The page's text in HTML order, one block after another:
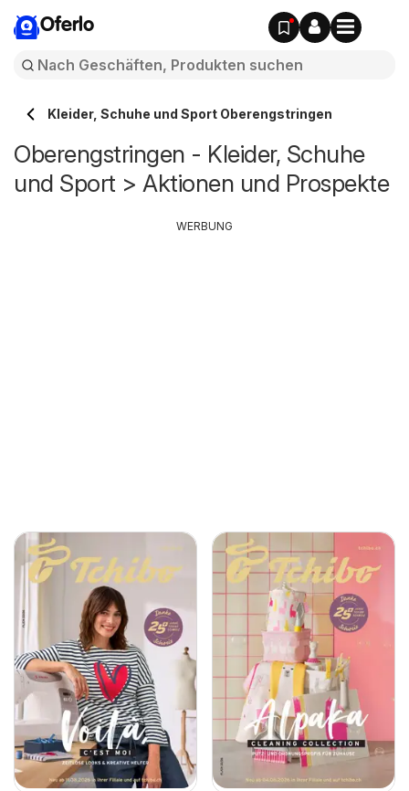
Oferlo
Kleider, Schuhe und Sport Oberengstringen
Oberengstringen - Kleider, Schuhe
und Sport > Aktionen und Prospekte
WERBUNG